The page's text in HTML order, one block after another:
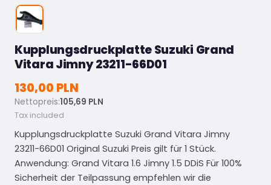
Kupplungsdruckplatte Suzuki Grand
Vitara Jimny 23211-66D01
130,00 PLN
Nettopreis:105,69 PLN
Tax included
Kupplungsdruckplatte Suzuki Grand Vitara Jimny
23211-66D01 Original Suzuki Preis gilt für 1 Stück.
Anwendung: Grand Vitara 1.6 Jimny 1.5 DDiS Für 100%
Sicherheit der Teilpassung empfehlen wir die